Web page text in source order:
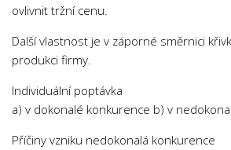
Jazyky
Management
Marketing
Němčina
Občanská nauka
Pedagogika
ovlivnit tržní cenu.
Další vlastnost je v záporné směrnici
produkci firmy.
Individuální poptávka
a) v dokonalé konkurence b) v
Příčiny vzniku nedokonalá konkurence